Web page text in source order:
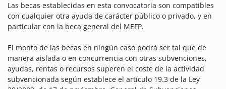
Las becas establecidas en esta convocatoria son compatibles
con cualquier otra ayuda de carácter público o privado, y en
particular con la beca general del MEFP.
El monto de las becas en ningún caso podrá ser tal que de
manera aislada o en concurrencia con otras subvenciones,
ayudas, rentas o recursos superen el coste de la actividad
subvencionada según establece el artículo 19.3 de la Ley